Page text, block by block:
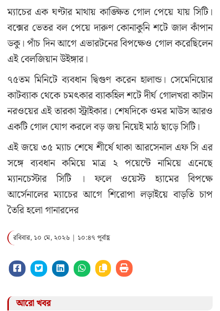
ম্যাচের এক ঘণ্টার মাথায় কাঙ্ক্ষিত গোল পেয়ে যায় সিটি।
বক্সের ভেতর বল পেয়ে দারুণ কোনাকুনি শটে জাল কাঁপান
ডকু। পাঁচ দিন আগে এভারটনের বিপক্ষেও গোল করেছিলেন
এই বেলজিয়ান উইঙ্গার।
৭৫তম মিনিটে ব্যবধান দ্বিগুণ করেন হালান্ড। সেমেনিয়োর
কাটব্যাক থেকে চমৎকার ব্যাকহিল শটে দীর্ঘ গোলখরা কাটান
নরওয়ের এই তারকা স্ট্রাইকার। শেষদিকে ওমর মাউস আরও
একটি গোল যোগ করলে বড় জয় নিয়েই মাঠ ছাড়ে সিটি।
এই জয়ে ৩৫ ম্যাচ শেষে শীর্ষে থাকা আরসেনাল এফ সি এর
সঙ্গে ব্যবধান কমিয়ে মাত্র ২ পয়েন্টে নামিয়ে এনেছে
ম্যানচেস্টার সিটি । ফলে ওয়েস্ট হ্যামের বিপক্ষে
আর্সেনালের ম্যাচের আগে শিরোপা লড়াইয়ে বাড়তি চাপ
তৈরি হলো গানারদের
রবিবার, ১০ মে, ২০২৬ | ১০:৪৭ পূর্বাহ্ণ
আরো খবর